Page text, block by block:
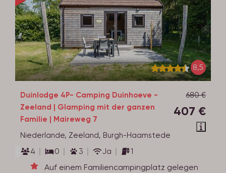
8,5
680 €
407 €
Duinlodge 4P- Camping Duinhoeve -
Zeeland | Glamping mit der ganzen
Familie | Maireweg 7
Niederlande, Zeeland, Burgh-Haamstede
4
0 3 Ja 1
Auf einem Familiencampingplatz gelegen